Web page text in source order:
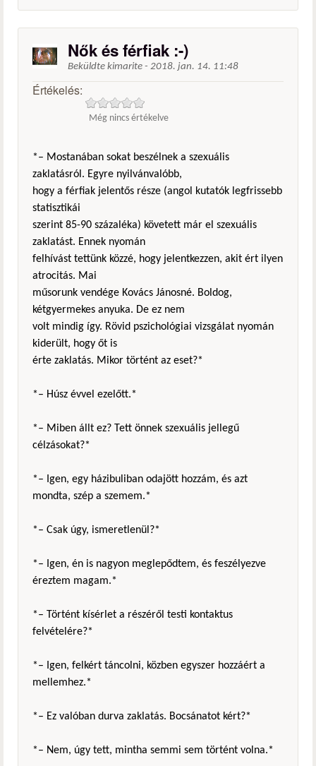
Nők és férfiak :-)
Beküldte kimarite - 2018. jan. 14. 11:48
Értékelés:
Még nincs értékelve
*– Mostanában sokat beszélnek a szexuális
zaklatásról. Egyre nyilvánvalóbb,
hogy a férfiak jelentős része (angol kutatók legfrissebb
statisztikái
szerint 85-90 százaléka) követett már el szexuális
zaklatást. Ennek nyomán
felhívást tettünk közzé, hogy jelentkezzen, akit ért ilyen
atrocitás. Mai
műsorunk vendége Kovács Jánosné. Boldog,
kétgyermekes anyuka. De ez nem
volt mindig így. Rövid pszichológiai vizsgálat nyomán
kiderült, hogy őt is
érte zaklatás. Mikor történt az eset?*
*– Húsz évvel ezelőtt.*
*– Miben állt ez? Tett önnek szexuális jellegű
célzásokat?*
*– Igen, egy házibuliban odajött hozzám, és azt
mondta, szép a szemem.*
*– Csak úgy, ismeretlenül?*
*– Igen, én is nagyon meglepődtem, és feszélyezve
éreztem magam.*
*– Történt kísérlet a részéről testi kontaktus
felvételére?*
*– Igen, felkért táncolni, közben egyszer hozzáért a
mellemhez.*
*– Ez valóban durva zaklatás. Bocsánatot kért?*
*– Nem, úgy tett, mintha semmi sem történt volna.*